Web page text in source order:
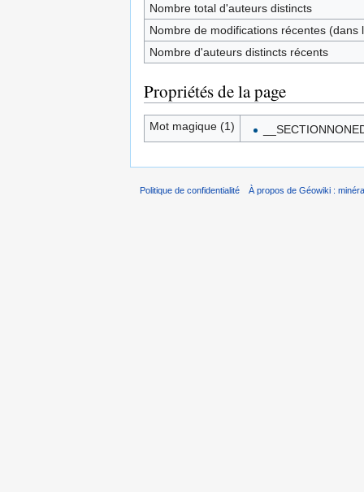
Nombre total d'auteurs distincts
Nombre de modifications récentes (dans
Nombre d'auteurs distincts récents
Propriétés de la page
Mot magique (1)
Politique de confidentialité À propos de Géowiki :